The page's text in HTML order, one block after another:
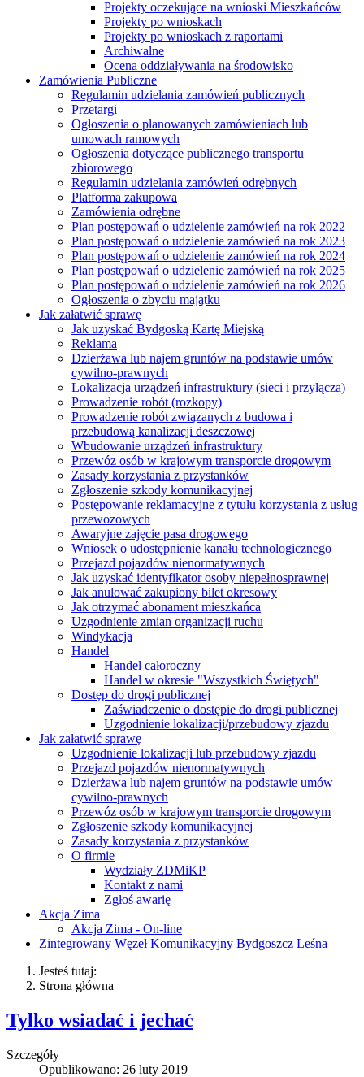
Projekty oczekujące na wnioski Mieszkańców
Projekty po wnioskach
Projekty po wnioskach z raportami
Archiwalne
Ocena oddziaływania na środowisko
Zamówienia Publiczne
Regulamin udzielania zamówień publicznych
Przetargi
Ogłoszenia o planowanych zamówieniach lub
umowach ramowych
Ogłoszenia dotyczące publicznego transportu
zbiorowego
Regulamin udzielania zamówień odrębnych
Platforma zakupowa
Zamówienia odrębne
Plan postępowań o udzielenie zamówień na rok 2022
Plan postępowań o udzielenie zamówień na rok 2023
Plan postępowań o udzielenie zamówień na rok 2024
Plan postępowań o udzielenie zamówień na rok 2025
Plan postępowań o udzielenie zamówień na rok 2026
Ogłoszenia o zbyciu majątku
Jak załatwić sprawę
Jak uzyskać Bydgoską Kartę Miejską
Reklama
Dzierżawa lub najem gruntów na podstawie umów
cywilno-prawnych
Lokalizacja urządzeń infrastruktury (sieci i przyłącza)
Prowadzenie robót (rozkopy)
Prowadzenie robót związanych z budowa i
przebudową kanalizacji deszczowej
Wbudowanie urządzeń infrastruktury
Przewóz osób w krajowym transporcie drogowym
Zasady korzystania z przystanków
Zgłoszenie szkody komunikacyjnej
Postępowanie reklamacyjne z tytułu korzystania z usług
przewozowych
Awaryjne zajęcie pasa drogowego
Wniosek o udostępnienie kanału technologicznego
Przejazd pojazdów nienormatywnych
Jak uzyskać identyfikator osoby niepełnosprawnej
Jak anulować zakupiony bilet okresowy
Jak otrzymać abonament mieszkańca
Uzgodnienie zmian organizacji ruchu
Windykacja
Handel
Handel całoroczny
Handel w okresie "Wszystkich Świętych"
Dostęp do drogi publicznej
Zaświadczenie o dostępie do drogi publicznej
Uzgodnienie lokalizacji/przebudowy zjazdu
Jak załatwić sprawę
Uzgodnienie lokalizacji lub przebudowy zjazdu
Przejazd pojazdów nienormatywnych
Dzierżawa lub najem gruntów na podstawie umów
cywilno-prawnych
Przewóz osób w krajowym transporcie drogowym
Zgłoszenie szkody komunikacyjnej
Zasady korzystania z przystanków
O firmie
Wydziały ZDMiKP
Kontakt z nami
Zgłoś awarię
Akcja Zima
Akcja Zima - On-line
Zintegrowany Węzeł Komunikacyjny Bydgoszcz Leśna
Jesteś tutaj:
Strona główna
Tylko wsiadać i jechać
Szczegóły
Opublikowano: 26 luty 2019